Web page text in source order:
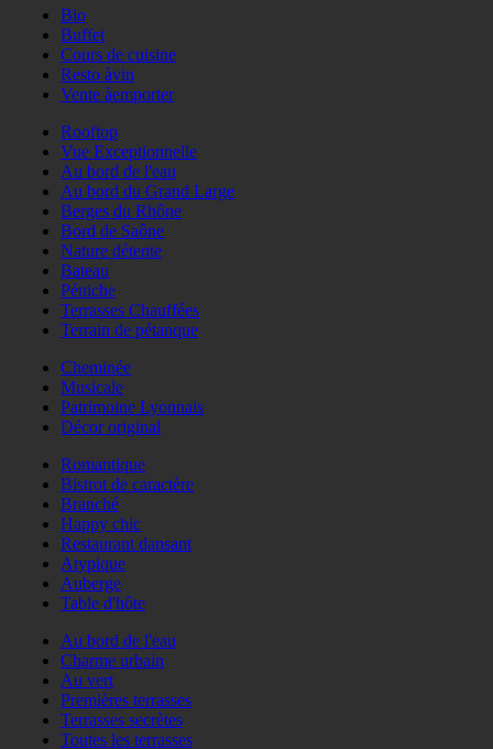
Bio
Buffet
Cours de cuisine
Resto àvin
Vente àemporter
Rooftop
Vue Exceptionnelle
Au bord de l'eau
Au bord du Grand Large
Berges du Rhône
Bord de Saône
Nature détente
Bateau
Péniche
Terrasses Chauffées
Terrain de pétanque
Cheminée
Musicale
Patrimoine Lyonnais
Décor original
Romantique
Bistrot de caractère
Branché
Happy chic
Restaurant dansant
Atypique
Auberge
Table d'hôte
Au bord de l'eau
Charme urbain
Au vert
Premières terrasses
Terrasses secrètes
Toutes les terrasses